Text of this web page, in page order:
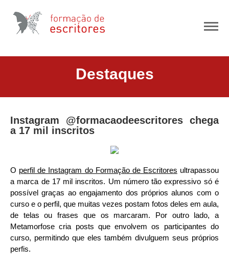
CURSO ONLINE COM AULAS AO VIVO
INSCREVA-SE
Destaques
Instagram @formacaodeescritores chega
a 17 mil inscritos
O perfil de Instagram do Formação de Escritores ultrapassou
a marca de 17 mil inscritos. Um número tão expressivo só é
possível graças ao engajamento dos próprios alunos com o
curso e o perfil, que muitas vezes postam fotos deles em aula,
de telas ou frases que os marcaram. Por outro lado, a
Metamorfose cria posts que envolvem os participantes do
curso, permitindo que eles também divulguem seus próprios
perfis.